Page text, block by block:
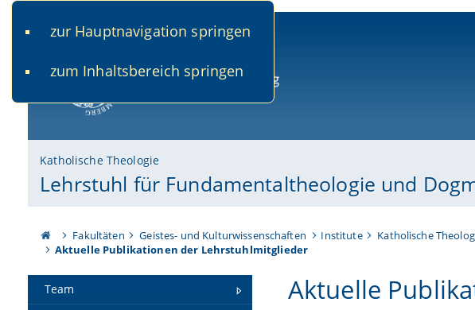
zur Hauptnavigation springen
zum Inhaltsbereich springen
Katholische Theologie
Lehrstuhl für Fundamentaltheologie und
Fakultäten Geistes- und Kulturwissenschaften Institute Katholische
Aktuelle Publikationen der Lehrstuhlmitglieder
Team
Aktuelle